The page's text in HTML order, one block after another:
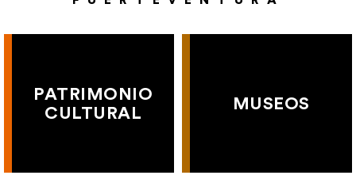
PATRIMONIO
CULTURAL
MUSEOS